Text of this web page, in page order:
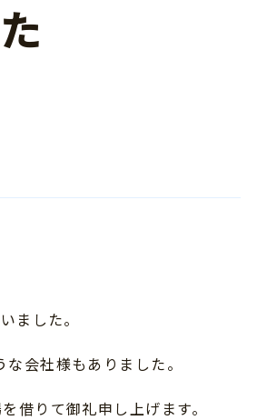
ました。
会社様もありました。
借りて御礼申し上げます。